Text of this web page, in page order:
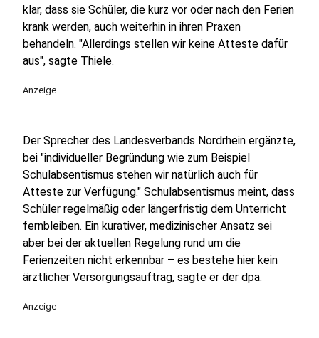
klar, dass sie Schüler, die kurz vor oder nach den Ferien
krank werden, auch weiterhin in ihren Praxen
behandeln. "Allerdings stellen wir keine Atteste dafür
aus", sagte Thiele.
Anzeige
Der Sprecher des Landesverbands Nordrhein ergänzte,
bei "individueller Begründung wie zum Beispiel
Schulabsentismus stehen wir natürlich auch für
Atteste zur Verfügung." Schulabsentismus meint, dass
Schüler regelmäßig oder längerfristig dem Unterricht
fernbleiben. Ein kurativer, medizinischer Ansatz sei
aber bei der aktuellen Regelung rund um die
Ferienzeiten nicht erkennbar – es bestehe hier kein
ärztlicher Versorgungsauftrag, sagte er der dpa.
Anzeige